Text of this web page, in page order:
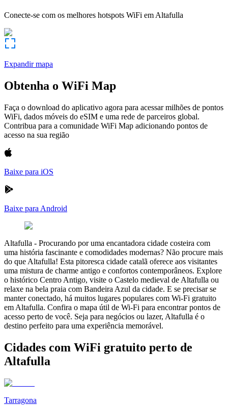
Conecte-se com os melhores hotspots WiFi em Altafulla
Expandir mapa
Obtenha o WiFi Map
Faça o download do aplicativo agora para acessar milhões de pontos
WiFi, dados móveis do eSIM e uma rede de parceiros global.
Contribua para a comunidade WiFi Map adicionando pontos de
acesso na sua região
Baixe para iOS
Baixe para Android
Altafulla - Procurando por uma encantadora cidade costeira com
uma história fascinante e comodidades modernas? Não procure mais
do que Altafulla! Esta pitoresca cidade catalã oferece aos visitantes
uma mistura de charme antigo e confortos contemporâneos. Explore
o histórico Centro Antigo, visite o Castelo medieval de Altafulla ou
relaxe na bela praia com Bandeira Azul da cidade. E se precisar se
manter conectado, há muitos lugares populares com Wi-Fi gratuito
em Altafulla. Confira o mapa útil de Wi-Fi para encontrar pontos de
acesso perto de você. Seja para negócios ou lazer, Altafulla é o
destino perfeito para uma experiência memorável.
Cidades com WiFi gratuito perto de
Altafulla
Tarragona